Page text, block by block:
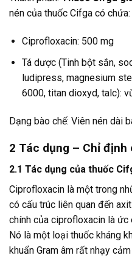
nén của thuốc Cifga có chứa:
Ciprofloxacin: 500 mg
Tá dược (Tinh bột sắn,
ludipress, magnesium
6000, titan dioxyd, talc):
Dạng bào chế: Viên nén dài
2 Tác dụng – Chỉ
2.1 Tác dụng của thuốc
Ciprofloxacin là một trong
có cấu trúc liên quan đến
chính của ciprofloxacin là ức
Nó là một loại thuốc kháng
khuẩn Gram âm rất nhạy